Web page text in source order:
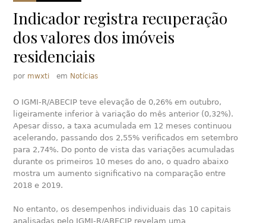
Indicador registra recuperação
dos valores dos imóveis
residenciais
por mwxti em Notícias
O IGMI-R/ABECIP teve elevação de 0,26% em outubro,
ligeiramente inferior à variação do mês anterior (0,32%).
Apesar disso, a taxa acumulada em 12 meses continuou
acelerando, passando dos 2,55% verificados em setembro
para 2,74%. Do ponto de vista das variações acumuladas
durante os primeiros 10 meses do ano, o quadro abaixo
mostra um aumento significativo na comparação entre
2018 e 2019.
No entanto, os desempenhos individuais das 10 capitais
analisadas pelo IGMI-R/ABECIP revelam uma